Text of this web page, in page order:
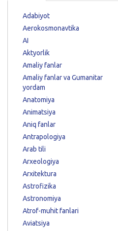
Adabiyot
Aerokosmonavtika
AI
Aktyorlik
Amaliy fanlar
Amaliy fanlar va Gumanitar
yordam
Anatomiya
Animatsiya
Aniq fanlar
Antrapologiya
Arab tili
Arxeologiya
Arxitektura
Astrofizika
Astronomiya
Atrof-muhit fanlari
Aviatsiya